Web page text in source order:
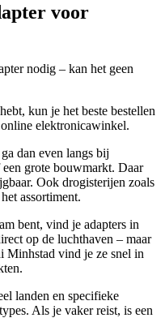
voor
nodig – kan het geen
kun je het beste bestellen
elektronicawinkel.
dan even langs bij
grote bouwmarkt. Daar
Ook drogisterijen zoals
assortiment.
bent, vind je adapters in
op de luchthaven – maar
vind je ze snel in
landen en specifieke
Als je vaker reist, is een